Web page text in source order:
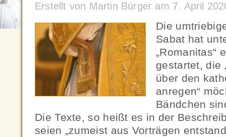
Erstellt von Martin Bürger am 7. April
Die
Sabat hat
„Romanitas“
gestartet, die
über den
anregen“
Bändchen
Die Texte, so heißt es in der
seien „zumeist aus Vorträgen